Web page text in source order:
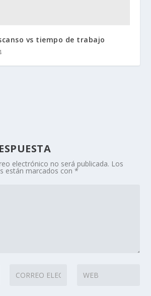
vs tiempo de trabajo
electrónico no será publicada. Los
están marcados con*